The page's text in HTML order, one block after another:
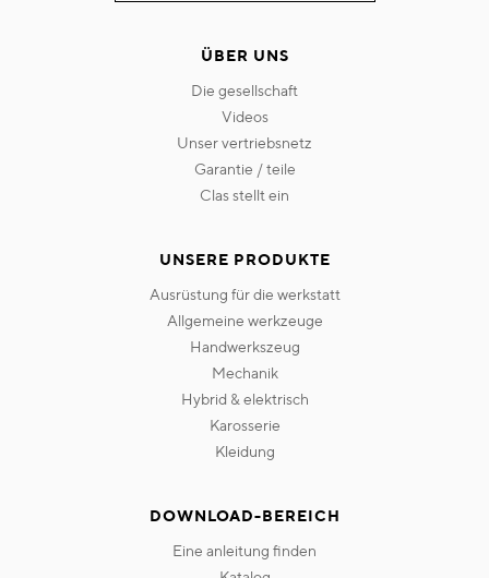
ÜBER UNS
die gesellschaft
videos
unser vertriebsnetz
garantie / teile
clas stellt ein
UNSERE PRODUKTE
ausrüstung für die werkstatt
allgemeine werkzeuge
handwerkszeug
mechanik
hybrid & elektrisch
karosserie
kleidung
DOWNLOAD-BEREICH
eine anleitung finden